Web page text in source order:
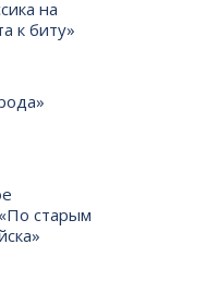
на
к биту»
старым